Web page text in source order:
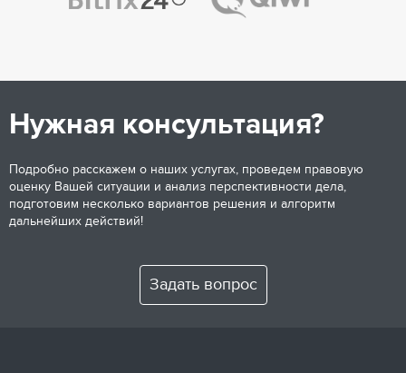
Нужная консультация?
Подробно расскажем о наших услугах, проведем правовую
оценку Вашей ситуации и анализ перспективности дела,
подготовим несколько вариантов решения и алгоритм
дальнейших действий!
Задать вопрос